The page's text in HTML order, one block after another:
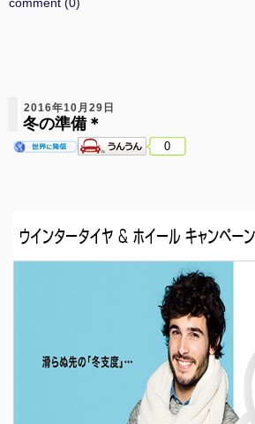
2016年10月29日
冬の準備＊
0